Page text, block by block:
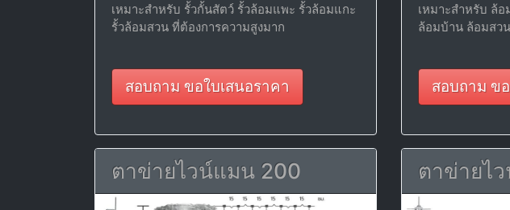
เหมาะสำหรับ รั้วกั้นสัตว์ รั้วล้อมแพะ รั้วล้อมแกะ
รั้วล้อมสวน ที่ต้องการความสูงมาก
สอบถาม ขอใบเสนอราคา
เหมาะสำหรับ ล้
ล้อมบ้าน ล้อมสว
สอบถาม ข
ตาข่ายไวน์แมน 200 ตาข่ายไ